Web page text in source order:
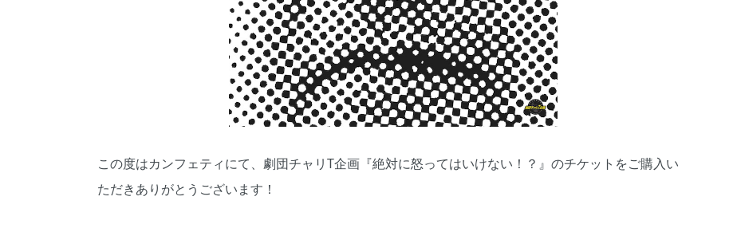
この度はカンフェティにて、劇団チャリT企画『絶対に怒ってはいけない！？』のチケットをご購入い
ただきありがとうございます！